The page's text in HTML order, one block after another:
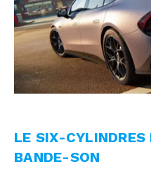
LE SIX-CYLINDRES
BANDE-SON